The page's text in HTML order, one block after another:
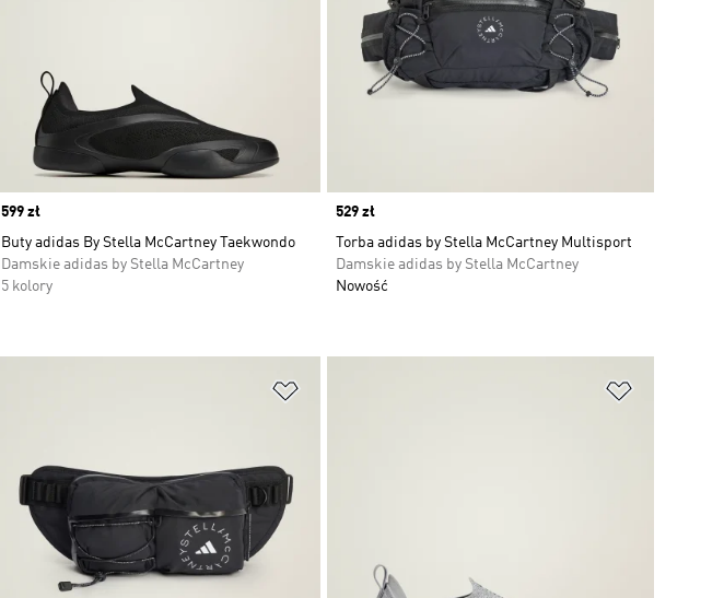
Price
599 zł
Buty adidas By Stella McCartney Taekwondo
Damskie adidas by Stella McCartney
5 kolory
Price
529 zł
Torba adidas by Stella McCartney Multisport
Damskie adidas by Stella McCartney
Nowość